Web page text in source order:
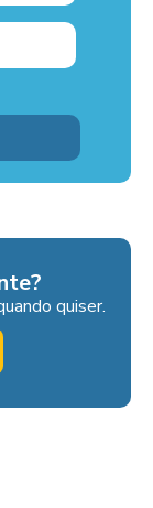
quiser.